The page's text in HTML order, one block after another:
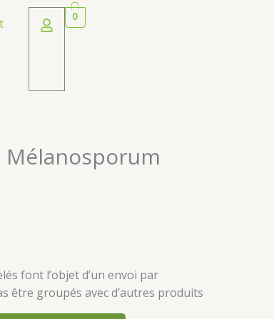
0
font l’objet d’un envoi par
être groupés avec d’autres produits